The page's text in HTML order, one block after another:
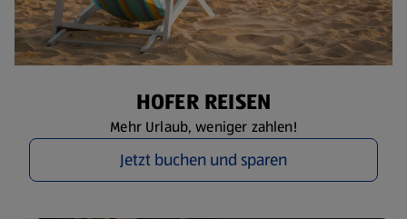
HOFER REISEN
Mehr Urlaub, weniger zahlen!
Jetzt buchen und sparen